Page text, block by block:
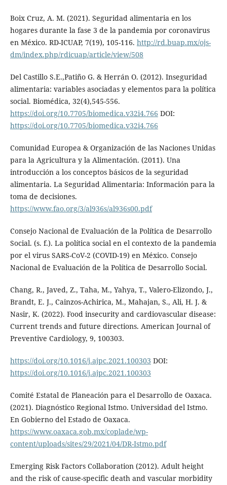
Boix Cruz, A. M. (2021). Seguridad alimentaria en los
hogares durante la fase 3 de la pandemia por coronavirus
en México. RD-ICUAP, 7(19), 105-116. http://rd.buap.mx/ojs-
dm/index.php/rdicuap/article/view/508
Del Castillo S.E.,Patiño G. & Herrán O. (2012). Inseguridad
alimentaria: variables asociadas y elementos para la política
social. Biomédica, 32(4),545-556.
https://doi.org/10.7705/biomedica.v32i4.766 DOI:
https://doi.org/10.7705/biomedica.v32i4.766
Comunidad Europea & Organización de las Naciones Unidas
para la Agricultura y la Alimentación. (2011). Una
introducción a los conceptos básicos de la seguridad
alimentaria. La Seguridad Alimentaria: Información para la
toma de decisiones.
https://www.fao.org/3/al936s/al936s00.pdf
Consejo Nacional de Evaluación de la Política de Desarrollo
Social. (s. f.). La política social en el contexto de la pandemia
por el virus SARS-CoV-2 (COVID-19) en México. Consejo
Nacional de Evaluación de la Política de Desarrollo Social.
Chang, R., Javed, Z., Taha, M., Yahya, T., Valero-Elizondo, J.,
Brandt, E. J., Cainzos-Achirica, M., Mahajan, S., Ali, H. J. &
Nasir, K. (2022). Food insecurity and cardiovascular disease:
Current trends and future directions. American Journal of
Preventive Cardiology, 9, 100303.
https://doi.org/10.1016/j.ajpc.2021.100303 DOI:
https://doi.org/10.1016/j.ajpc.2021.100303
Comité Estatal de Planeación para el Desarrollo de Oaxaca.
(2021). Diagnóstico Regional Istmo. Universidad del Istmo.
En Gobierno del Estado de Oaxaca.
https://www.oaxaca.gob.mx/coplade/wp-
content/uploads/sites/29/2021/04/DR-Istmo.pdf
Emerging Risk Factors Collaboration (2012). Adult height
and the risk of cause-specific death and vascular morbidity